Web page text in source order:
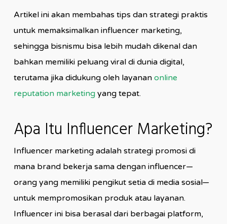
Artikel ini akan membahas tips dan strategi praktis
untuk memaksimalkan influencer marketing,
sehingga bisnismu bisa lebih mudah dikenal dan
bahkan memiliki peluang viral di dunia digital,
terutama jika didukung oleh layanan online
reputation marketingyang tepat.
Apa Itu Influencer Marketing?
Influencer marketing adalah strategi promosi di
mana brand bekerja sama dengan influencer—
orang yang memiliki pengikut setia di media sosial—
untuk mempromosikan produk atau layanan.
Influencer ini bisa berasal dari berbagai platform,